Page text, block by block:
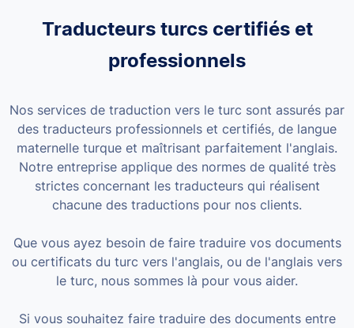
Traducteurs turcs certifiés et
professionnels
Nos services de traduction vers le turc sont assurés par
des traducteurs professionnels et certifiés, de langue
maternelle turque et maîtrisant parfaitement l'anglais.
Notre entreprise applique des normes de qualité très
strictes concernant les traducteurs qui réalisent
chacune des traductions pour nos clients.
Que vous ayez besoin de faire traduire vos documents
ou certificats du turc vers l'anglais, ou de l'anglais vers
le turc, nous sommes là pour vous aider.
Si vous souhaitez faire traduire des documents entre